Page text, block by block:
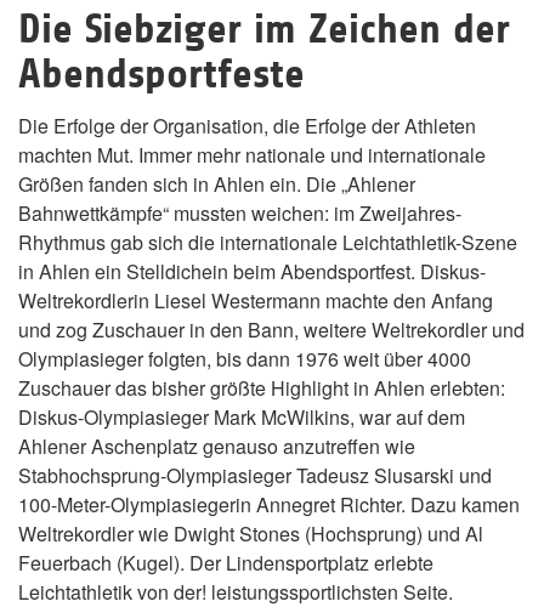
Die Siebziger im Zeichen der
Abendsportfeste
Die Erfolge der Organisation, die Erfolge der Athleten
machten Mut. Immer mehr nationale und internationale
Größen fanden sich in Ahlen ein. Die „Ahlener
Bahnwettkämpfe“ mussten weichen: im Zweijahres-
Rhythmus gab sich die internationale Leichtathletik-Szene
in Ahlen ein Stelldichein beim Abendsportfest. Diskus-
Weltrekordlerin Liesel Westermann machte den Anfang
und zog Zuschauer in den Bann, weitere Weltrekordler und
Olympiasieger folgten, bis dann 1976 weit über 4000
Zuschauer das bisher größte Highlight in Ahlen erlebten:
Diskus-Olympiasieger Mark McWilkins, war auf dem
Ahlener Aschenplatz genauso anzutreffen wie
Stabhochsprung-Olympiasieger Tadeusz Slusarski und
100-Meter-Olympiasiegerin Annegret Richter. Dazu kamen
Weltrekordler wie Dwight Stones (Hochsprung) und Al
Feuerbach (Kugel). Der Lindensportplatz erlebte
Leichtathletik von der! leistungssportlichsten Seite.